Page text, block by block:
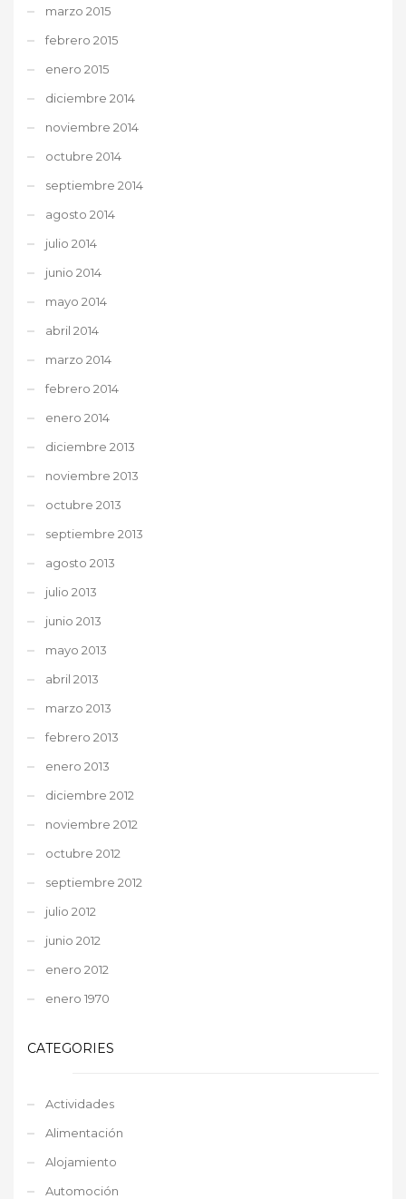
marzo 2015
febrero 2015
enero 2015
diciembre 2014
noviembre 2014
octubre 2014
septiembre 2014
agosto 2014
julio 2014
junio 2014
mayo 2014
abril 2014
marzo 2014
febrero 2014
enero 2014
diciembre 2013
noviembre 2013
octubre 2013
septiembre 2013
agosto 2013
julio 2013
junio 2013
mayo 2013
abril 2013
marzo 2013
febrero 2013
enero 2013
diciembre 2012
noviembre 2012
octubre 2012
septiembre 2012
julio 2012
junio 2012
enero 2012
enero 1970
CATEGORIES
Actividades
Alimentación
Alojamiento
Automoción